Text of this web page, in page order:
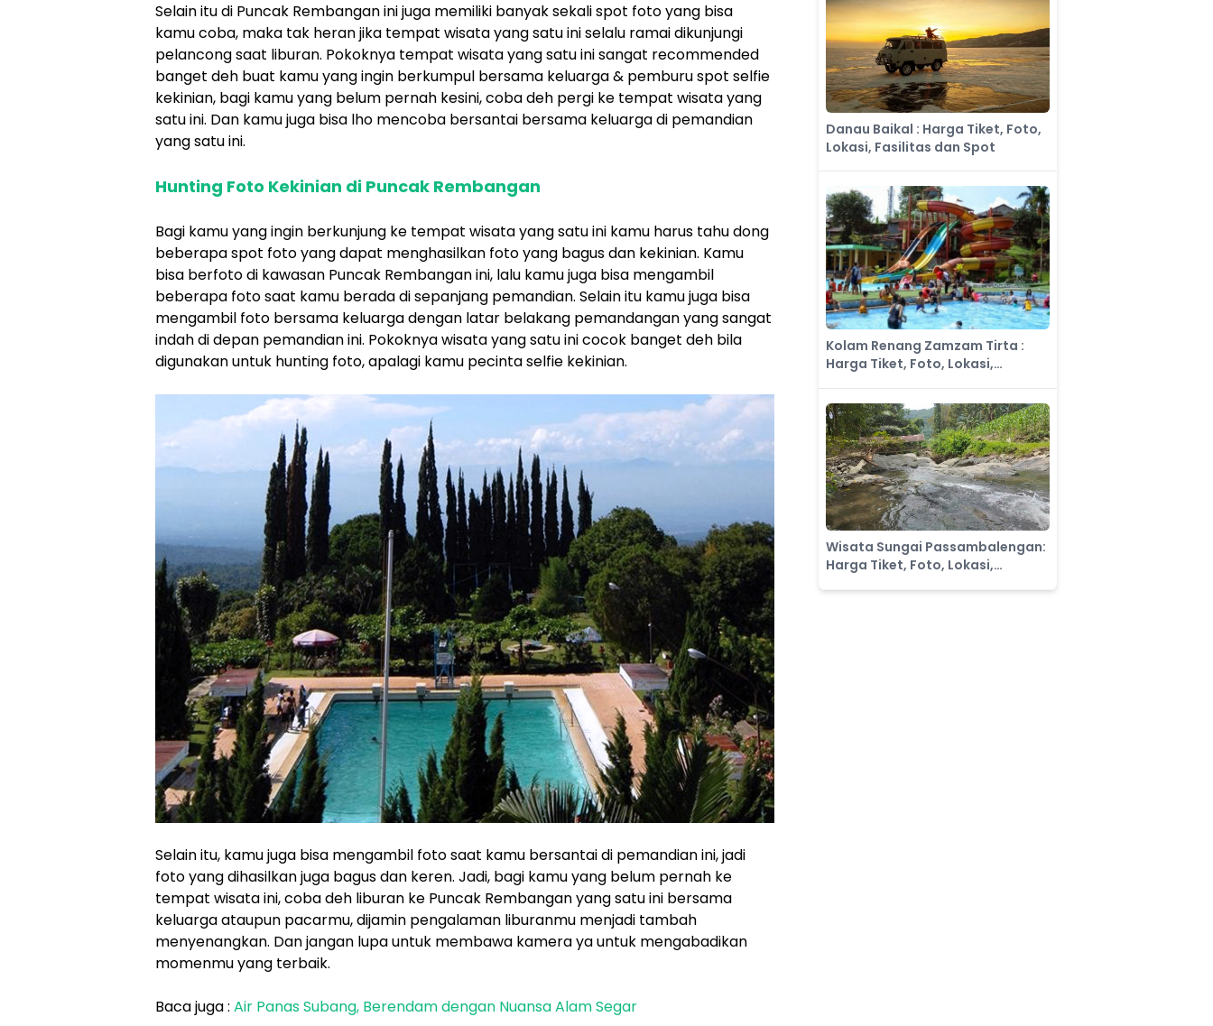
Selain itu di Puncak Rembangan ini juga memiliki banyak sekali spot foto yang bisa
kamu coba, maka tak heran jika tempat wisata yang satu ini selalu ramai dikunjungi
pelancong saat liburan. Pokoknya tempat wisata yang satu ini sangat recommended
banget deh buat kamu yang ingin berkumpul bersama keluarga & pemburu spot selfie
kekinian, bagi kamu yang belum pernah kesini, coba deh pergi ke tempat wisata yang
satu ini. Dan kamu juga bisa lho mencoba bersantai bersama keluarga di pemandian
yang satu ini.
Hunting Foto Kekinian di Puncak Rembangan
Bagi kamu yang ingin berkunjung ke tempat wisata yang satu ini kamu harus tahu dong
beberapa spot foto yang dapat menghasilkan foto yang bagus dan kekinian. Kamu
bisa berfoto di kawasan Puncak Rembangan ini, lalu kamu juga bisa mengambil
beberapa foto saat kamu berada di sepanjang pemandian. Selain itu kamu juga bisa
mengambil foto bersama keluarga dengan latar belakang pemandangan yang sangat
indah di depan pemandian ini. Pokoknya wisata yang satu ini cocok banget deh bila
digunakan untuk hunting foto, apalagi kamu pecinta selfie kekinian.
Selain itu, kamu juga bisa mengambil foto saat kamu bersantai di pemandian ini, jadi
foto yang dihasilkan juga bagus dan keren. Jadi, bagi kamu yang belum pernah ke
tempat wisata ini, coba deh liburan ke Puncak Rembangan yang satu ini bersama
keluarga ataupun pacarmu, dijamin pengalaman liburanmu menjadi tambah
menyenangkan. Dan jangan lupa untuk membawa kamera ya untuk mengabadikan
momenmu yang terbaik.
Baca juga : Air Panas Subang, Berendam dengan Nuansa Alam Segar
Danau Baikal : Harga Tiket, Foto,
Lokasi, Fasilitas dan Spot
Kolam Renang Zamzam Tirta :
Harga Tiket, Foto, Lokasi,
Wisata Sungai Passambalengan:
Harga Tiket, Foto, Lokasi,